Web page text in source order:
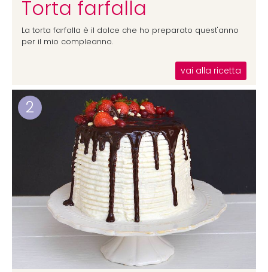
Torta farfalla
La torta farfalla è il dolce che ho preparato quest'anno
per il mio compleanno.
vai alla ricetta
2